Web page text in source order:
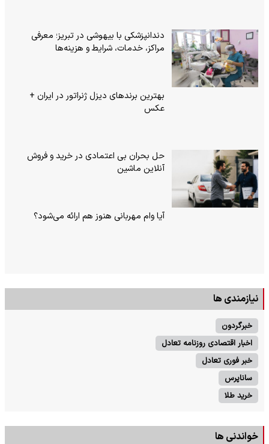
دندانپزشکی با بیهوشی در تبریز؛ معرفی
مراکز، خدمات، شرایط و هزینه‌ها
بهترین برندهای دیزل ژنراتور در ایران +
عکس
حل بحران بی‌ اعتمادی در خرید و فروش
آنلاین ماشین
آیا وام مهربانی هنوز هم ارائه می‌شود؟
نیازمندی ها
خبرگردون
اخبار اقتصادی روزنامه تعادل
خبر فوری تعادل
ساناپرس
خرید طلا
خواندنی ها